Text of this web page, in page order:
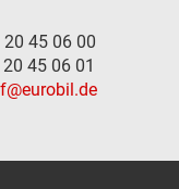
45 06 00
45 06 01